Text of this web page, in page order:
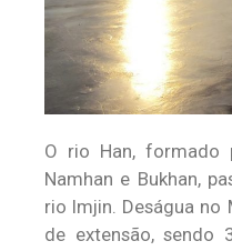
O rio Han, formado
Namhan e Bukhan,
rio Imjin. Deságua no
de extensão, sendo